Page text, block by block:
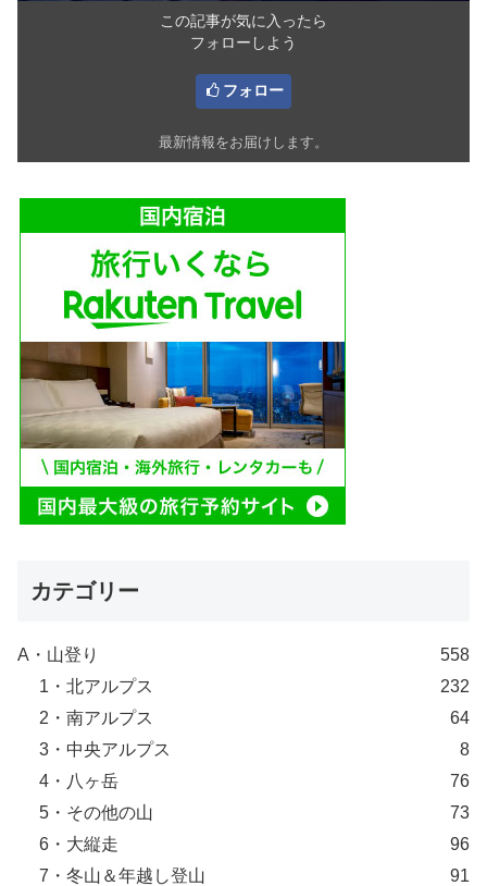
この記事が気に入ったら
フォローしよう
フォロー
最新情報をお届けします。
カテゴリー
A・山登り
558
1・北アルプス
232
2・南アルプス
64
3・中央アルプス
8
4・八ヶ岳
76
5・その他の山
73
6・大縦走
96
7・冬山＆年越し登山
91